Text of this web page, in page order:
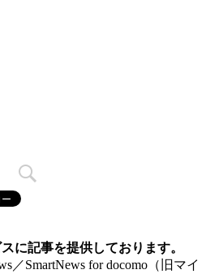
に記事を提供しております。
／SmartNews for docomo（旧マイ